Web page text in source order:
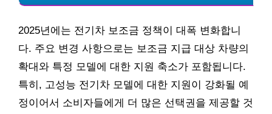
2025년에는 전기차 보조금 정책이 대폭 변화합니
다. 주요 변경 사항으로는 보조금 지급 대상 차량의
확대와 특정 모델에 대한 지원 축소가 포함됩니다.
특히, 고성능 전기차 모델에 대한 지원이 강화될 예
정이어서 소비자들에게 더 많은 선택권을 제공할 것